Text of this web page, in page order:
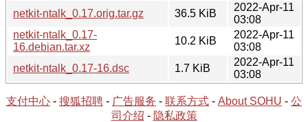
netkit-ntalk_0.17.orig.tar.gz
36.5 KiB
2022-Apr-11
03:08
netkit-ntalk_0.17-
16.debian.tar.xz
10.2 KiB
2022-Apr-11
03:08
netkit-ntalk_0.17-16.dsc
1.7 KiB
2022-Apr-11
03:08
支付中心 - 搜狐招聘 - 广告服务 - 联系方式 - About SOHU - 公
司介绍 - 隐私政策